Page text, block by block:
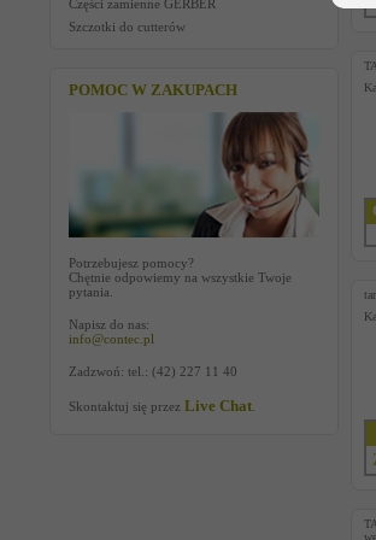
Części zamienne GERBER
Szczotki do cutterów
POMOC W ZAKUPACH
Potrzebujesz pomocy?
Chętnie odpowiemy na wszystkie Twoje
pytania.
Napisz do nas:
info@contec.pl
Zadzwoń: tel.: (42) 227 11 40
Skontaktuj się przez Live Chat